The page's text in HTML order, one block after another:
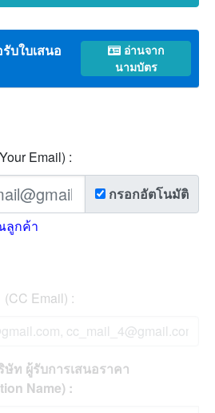
บใบเสนอ
อ่านจาก
นามบัตร
Email) :
กรอกอัตโนมัติ
ลูกค้า
(CC Email) :
ท ผู้รับการเสนอราคา
Name) :